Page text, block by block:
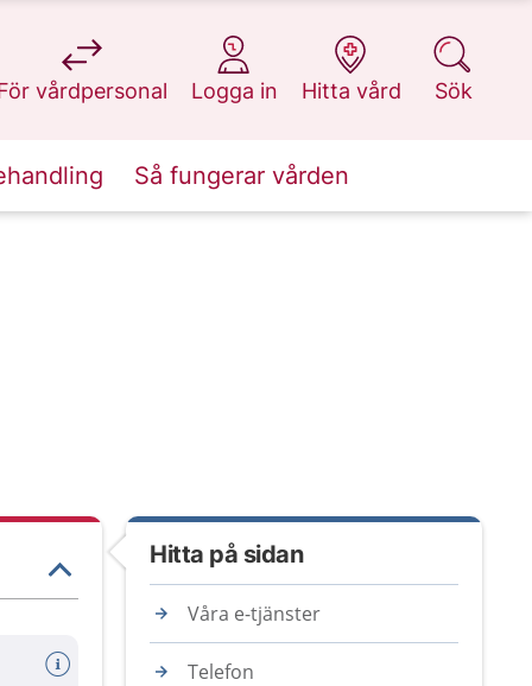
vårdpersonal
på 1177.se
Logga in
på 1177.se
Hitta vård
på 1177.se
Sök
på 1177.se
Så fungerar vården
Hitta på sidan
Våra e-tjänster
Telefon